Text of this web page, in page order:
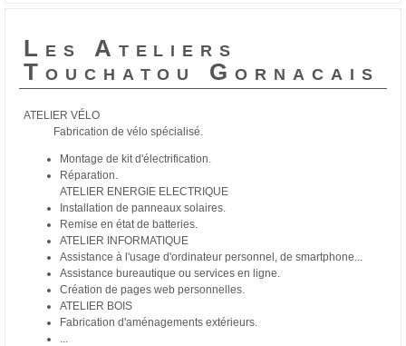
Les Ateliers
Touchatou Gornacais
ATELIER VÉLO
Fabrication de vélo spécialisé.
Montage de kit d'électrification.
Réparation.
ATELIER ENERGIE ELECTRIQUE
Installation de panneaux solaires.
Remise en état de batteries.
ATELIER INFORMATIQUE
Assistance à l'usage d'ordinateur personnel, de smartphone...
Assistance bureautique ou services en ligne.
Création de pages web personnelles.
ATELIER BOIS
Fabrication d'aménagements extérieurs.
...